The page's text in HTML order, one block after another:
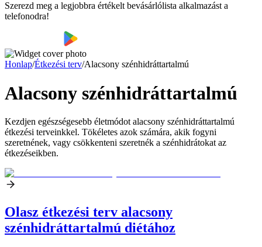
Szerezd meg a legjobbra értékelt bevásárlólista alkalmazást a
telefonodra!
Honlap/Étkezési terv/Alacsony szénhidráttartalmú
Alacsony szénhidráttartalmú
Kezdjen egészségesebb életmódot alacsony szénhidráttartalmú
étkezési terveinkkel. Tökéletes azok számára, akik fogyni
szeretnének, vagy csökkenteni szeretnék a szénhidrátokat az
étkezéseikben.
Olasz étkezési terv alacsony
szénhidráttartalmú diétához